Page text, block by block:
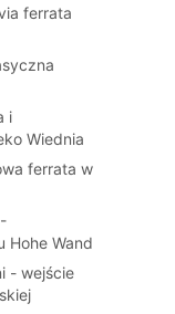
ferrata
i
Wiednia
ferrata w
Hohe Wand
- wejście